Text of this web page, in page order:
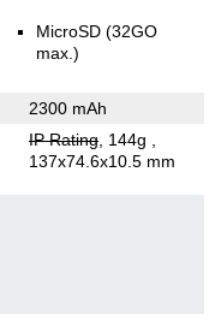
MicroSD (32GO
max.)
2300 mAh
IP Rating, 144g
137x74.6x10.5 mm